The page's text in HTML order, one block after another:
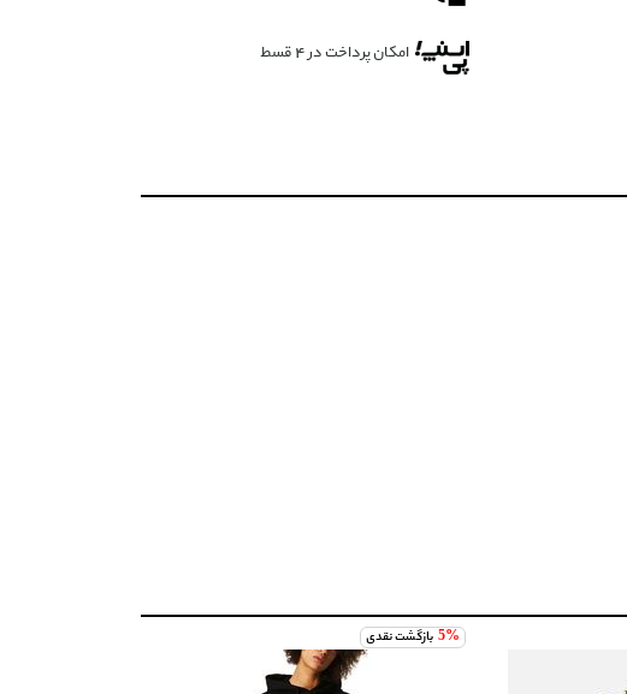
امکان پرداخت در 4 قسط
5% بازگشت نقدی